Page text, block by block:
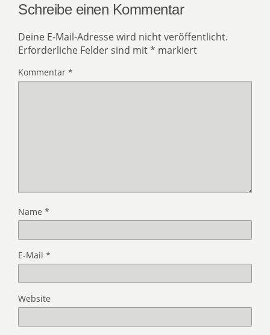
Schreibe einen Kommentar
Deine E-Mail-Adresse wird nicht veröffentlicht.
Erforderliche Felder sind mit* markiert
Kommentar *
Name *
E-Mail *
Website